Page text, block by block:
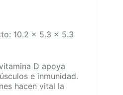
10.2 x 5.3 x 5.3
D apoya
e inmunidad.
hacen vital la